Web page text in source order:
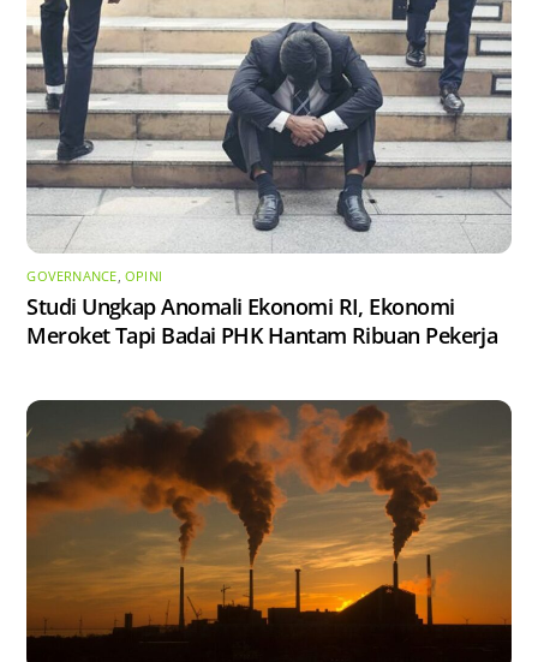
GOVERNANCE, OPINI
Studi Ungkap Anomali Ekonomi RI, Ekonomi
Meroket Tapi Badai PHK Hantam Ribuan Pekerja